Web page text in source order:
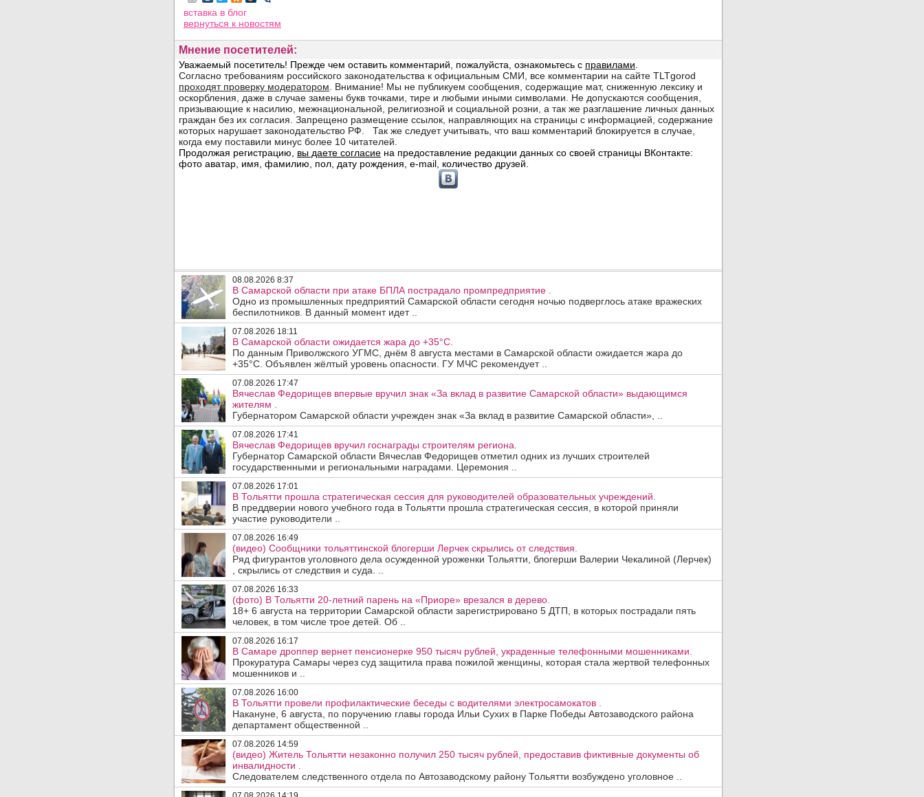
вставка в блог
вернуться к новостям
Мнение посетителей:
08.08.2026 8:37
В Самарской области при атаке БПЛА пострадало промпредприятие .
Одно из промышленных предприятий Самарской области сегодня ночью подверглось атаке вражеских
беспилотников. В данный момент идет ..
07.08.2026 18:11
В Самарской области ожидается жара до +35°C.
По данным Приволжского УГМС, днём 8 августа местами в Самарской области ожидается жара до
+35°C. Объявлен жёлтый уровень опасности. ГУ МЧС рекомендует ..
07.08.2026 17:47
Вячеслав Федорищев впервые вручил знак «За вклад в развитие Самарской области» выдающимся
жителям .
Губернатором Самарской области учрежден знак «За вклад в развитие Самарской области», ..
07.08.2026 17:41
Вячеслав Федорищев вручил госнаграды строителям региона.
Губернатор Самарской области Вячеслав Федорищев отметил одних из лучших строителей
государственными и региональными наградами. Церемония ..
07.08.2026 17:01
В Тольятти прошла стратегическая сессия для руководителей образовательных учреждений.
В преддверии нового учебного года в Тольятти прошла стратегическая сессия, в которой приняли
участие руководители ..
07.08.2026 16:49
(видео) Сообщники тольяттинской блогерши Лерчек скрылись от следствия.
Ряд фигурантов уголовного дела осужденной уроженки Тольятти, блогерши Валерии Чекалиной (Лерчек)
, скрылись от следствия и суда. ..
07.08.2026 16:33
(фото) В Тольятти 20-летний парень на «Приоре» врезался в дерево.
18+ 6 августа на территории Самарской области зарегистрировано 5 ДТП, в которых пострадали пять
человек, в том числе трое детей. Об ..
07.08.2026 16:17
В Самаре дроппер вернет пенсионерке 950 тысяч рублей, украденные телефонными мошенниками.
Прокуратура Самары через суд защитила права пожилой женщины, которая стала жертвой телефонных
мошенников и ..
07.08.2026 16:00
В Тольятти провели профилактические беседы с водителями электросамокатов .
Накануне, 6 августа, по поручению главы города Ильи Сухих в Парке Победы Автозаводского района
департамент общественной ..
07.08.2026 14:59
(видео) Житель Тольятти незаконно получил 250 тысяч рублей, предоставив фиктивные документы об
инвалидности .
Следователем следственного отдела по Автозаводскому району Тольятти возбуждено уголовное ..